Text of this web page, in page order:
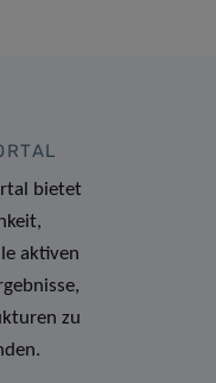
bietet
aktiven
zu